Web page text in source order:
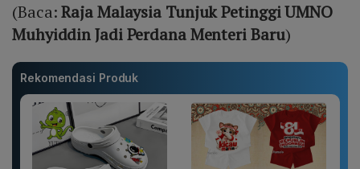
(Baca:Raja Malaysia Tunjuk Petinggi UMNO
Muhyiddin Jadi Perdana Menteri Baru)
Rekomendasi Produk